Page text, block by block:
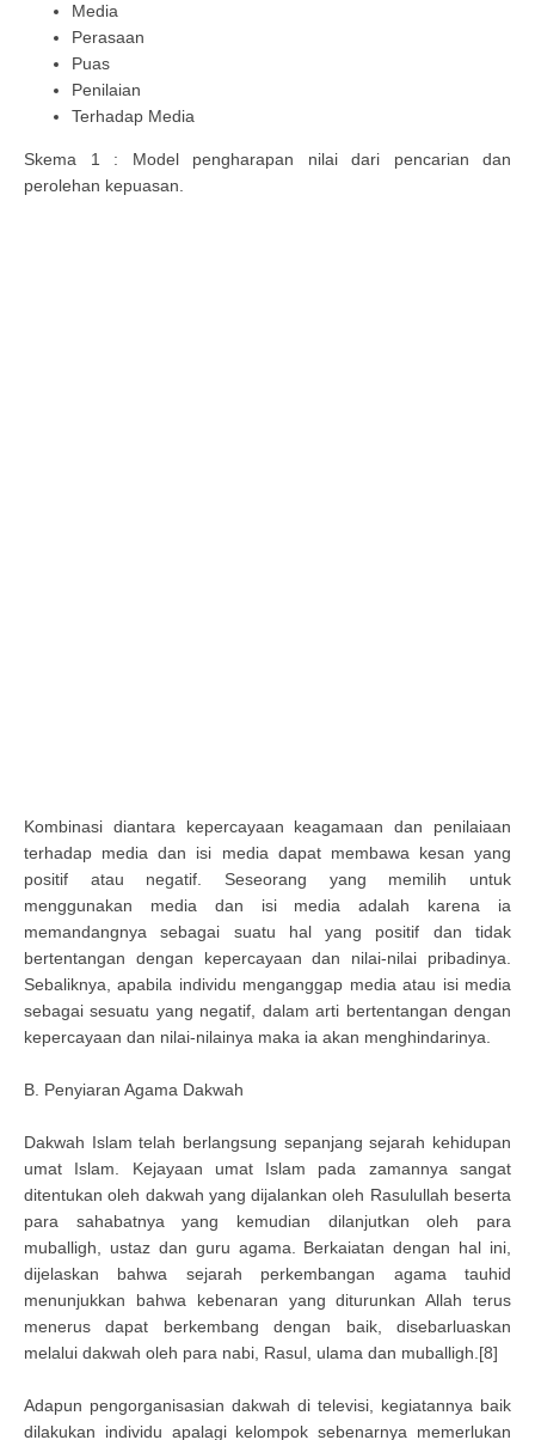
Media
Perasaan
Puas
Penilaian
Terhadap Media
Skema 1 : Model pengharapan nilai dari pencarian dan
perolehan kepuasan.
Kombinasi diantara kepercayaan keagamaan dan penilaiaan
terhadap media dan isi media dapat membawa kesan yang
positif atau negatif. Seseorang yang memilih untuk
menggunakan media dan isi media adalah karena ia
memandangnya sebagai suatu hal yang positif dan tidak
bertentangan dengan kepercayaan dan nilai-nilai pribadinya.
Sebaliknya, apabila individu menganggap media atau isi media
sebagai sesuatu yang negatif, dalam arti bertentangan dengan
kepercayaan dan nilai-nilainya maka ia akan menghindarinya.
B. Penyiaran Agama Dakwah
Dakwah Islam telah berlangsung sepanjang sejarah kehidupan
umat Islam. Kejayaan umat Islam pada zamannya sangat
ditentukan oleh dakwah yang dijalankan oleh Rasulullah beserta
para sahabatnya yang kemudian dilanjutkan oleh para
muballigh, ustaz dan guru agama. Berkaiatan dengan hal ini,
dijelaskan bahwa sejarah perkembangan agama tauhid
menunjukkan bahwa kebenaran yang diturunkan Allah terus
menerus dapat berkembang dengan baik, disebarluaskan
melalui dakwah oleh para nabi, Rasul, ulama dan muballigh.[8]
Adapun pengorganisasian dakwah di televisi, kegiatannya baik
dilakukan individu apalagi kelompok sebenarnya memerlukan